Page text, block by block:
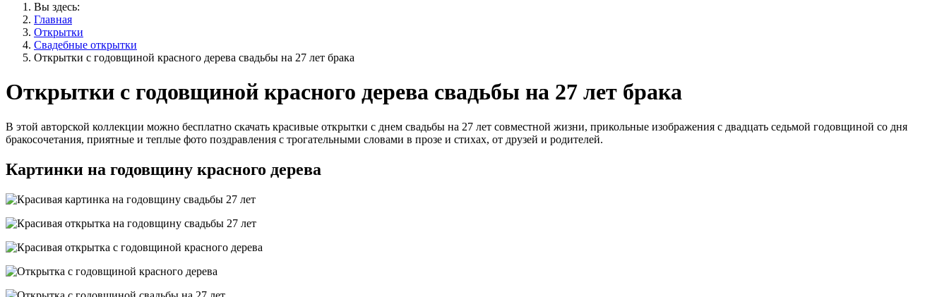
Вы здесь:
Главная
Открытки
Свадебные открытки
Открытки с годовщиной красного дерева свадьбы на 27 лет брака
Открытки с годовщиной красного дерева свадьбы на 27 лет брака
В этой авторской коллекции можно бесплатно скачать красивые открытки с днем свадьбы на 27 лет совместной жизни, прикольные изображения с двадцать седьмой годовщиной со дня
бракосочетания, приятные и теплые фото поздравления с трогательными словами в прозе и стихах, от друзей и родителей.
Картинки на годовщину красного дерева